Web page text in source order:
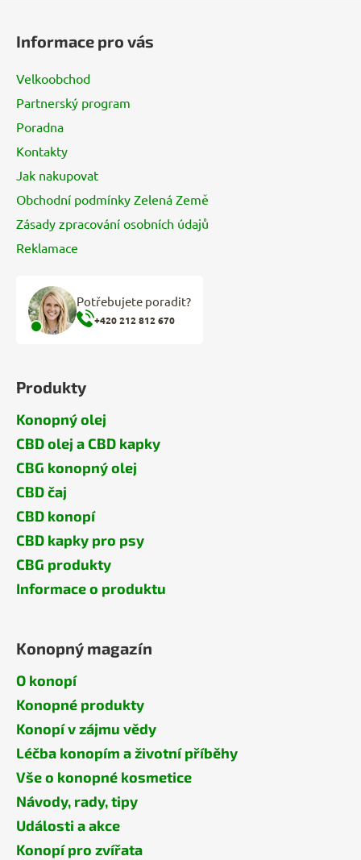
Informace pro vás
Velkoobchod
Partnerský program
Poradna
Kontakty
Jak nakupovat
Obchodní podmínky Zelená Země
Zásady zpracování osobních údajů
Reklamace
Potřebujete poradit?
+420 212 812 670
Produkty
Konopný olej
CBD olej a CBD kapky
CBG konopný olej
CBD čaj
CBD konopí
CBD kapky pro psy
CBG produkty
Informace o produktu
Konopný magazín
O konopí
Konopné produkty
Konopí v zájmu vědy
Léčba konopím a životní příběhy
Vše o konopné kosmetice
Návody, rady, tipy
Události a akce
Konopí pro zvířata